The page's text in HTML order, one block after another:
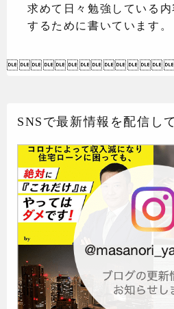
求めて日々勉強している
するために書いています。
SNSで最新情報を配信し